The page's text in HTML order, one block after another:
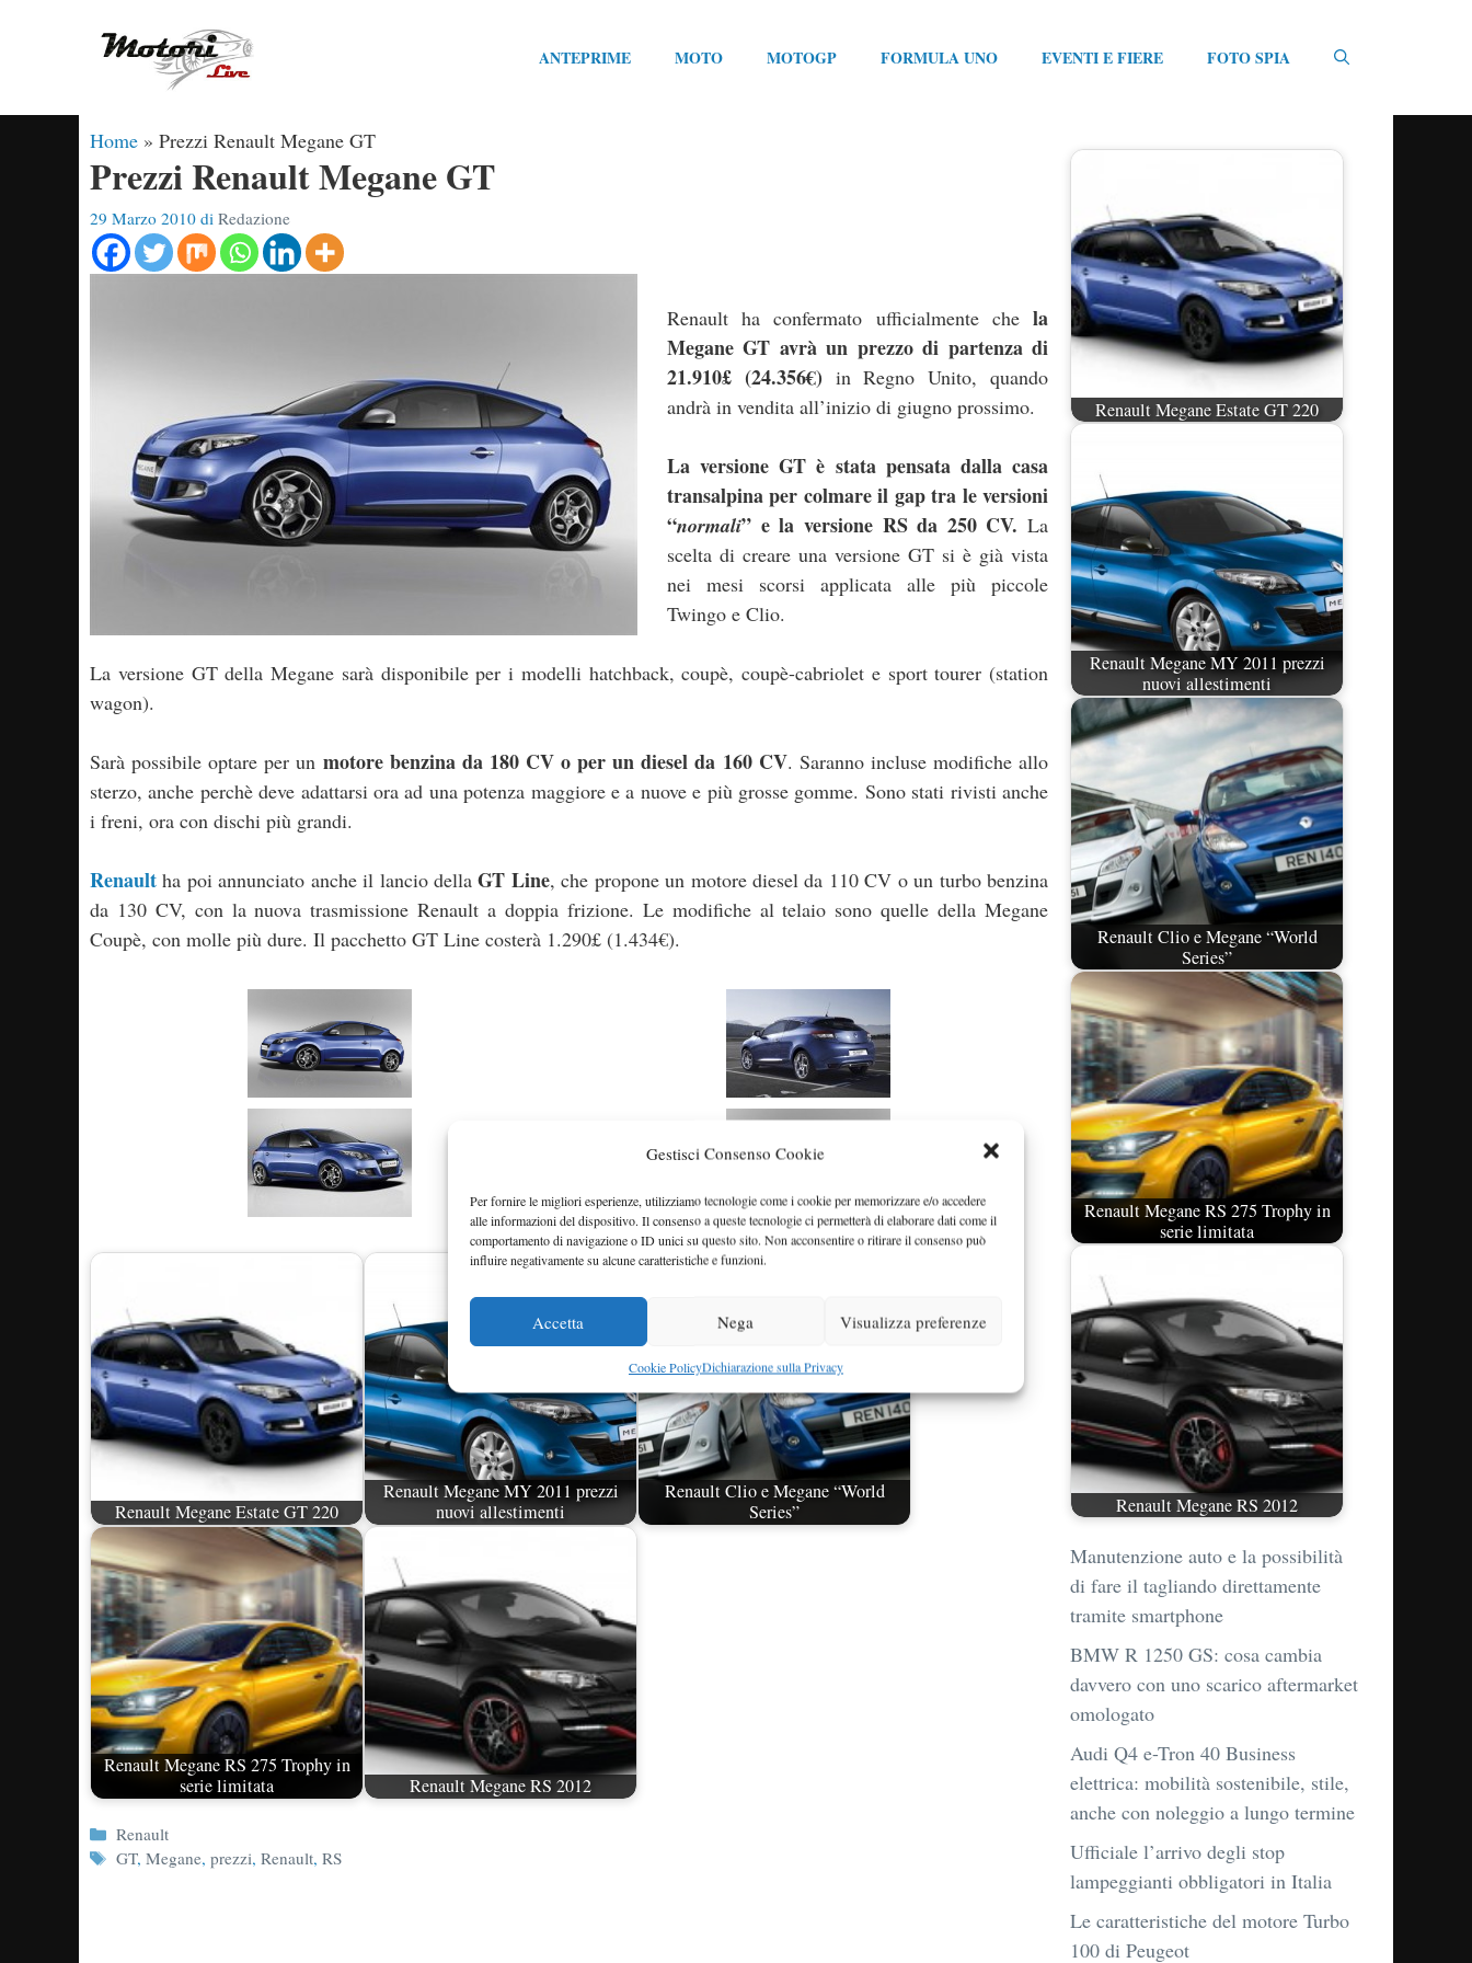
Gestisci Consenso Cookie
Per fornire le migliori esperienze, utilizziamo tecnologie come i cookie per memorizzare e/o accedere
alle informazioni del dispositivo. Il consenso a queste tecnologie ci permetterà di elaborare dati come il
comportamento di navigazione o ID unici su questo sito. Non acconsentire o ritirare il consenso può
influire negativamente su alcune caratteristiche e funzioni.
Accetta Nega Visualizza preferenze
Cookie PolicyDichiarazione sulla Privacy
ANTEPRIME MOTO MOTOGP FORMULA UNO EVENTI E FIERE FOTO SPIA
Home » Prezzi Renault Megane GT
Prezzi Renault Megane GT
29 Marzo 2010 di Redazione
Renault ha confermato ufficialmente che la
Megane GT avrà un prezzo di partenza di
21.910£ (24.356€) in Regno Unito, quando
andrà in vendita all’inizio di giugno prossimo.
La versione GT è stata pensata dalla casa
transalpina per colmare il gap tra le versioni
“normali” e la versione RS da 250 CV. La
scelta di creare una versione GT si è già vista
nei mesi scorsi applicata alle più piccole
Twingo e Clio.
La versione GT della Megane sarà disponibile per i modelli hatchback, coupè, coupè-cabriolet e sport tourer (station
wagon).
Sarà possibile optare per un motore benzina da 180 CV o per un diesel da 160 CV. Saranno incluse modifiche allo
sterzo, anche perchè deve adattarsi ora ad una potenza maggiore e a nuove e più grosse gomme. Sono stati rivisti anche
i freni, ora con dischi più grandi.
Renault ha poi annunciato anche il lancio dellaGT Line, che propone un motore diesel da 110 CV o un turbo benzina
da 130 CV, con la nuova trasmissione Renault a doppia frizione. Le modifiche al telaio sono quelle della Megane
Coupè, con molle più dure. Il pacchetto GT Line costerà 1.290£ (1.434€).
Renault Megane Estate GT 220
Renault Megane MY 2011 prezzi
nuovi allestimenti
Renault Clio e Megane “World
Series”
Renault Megane RS 275 Trophy in
serie limitata
Renault Megane RS 2012
Categorie
Renault
Tag
GT,Megane,prezzi,Renault,RS
Renault Megane Estate GT 220
Renault Megane MY 2011 prezzi
nuovi allestimenti
Renault Clio e Megane “World
Series”
Renault Megane RS 275 Trophy in
serie limitata
Renault Megane RS 2012
Manutenzione auto e la possibilità
di fare il tagliando direttamente
tramite smartphone
BMW R 1250 GS: cosa cambia
davvero con uno scarico aftermarket
omologato
Audi Q4 e-Tron 40 Business
elettrica: mobilità sostenibile, stile,
anche con noleggio a lungo termine
Ufficiale l’arrivo degli stop
lampeggianti obbligatori in Italia
Le caratteristiche del motore Turbo
100 di Peugeot